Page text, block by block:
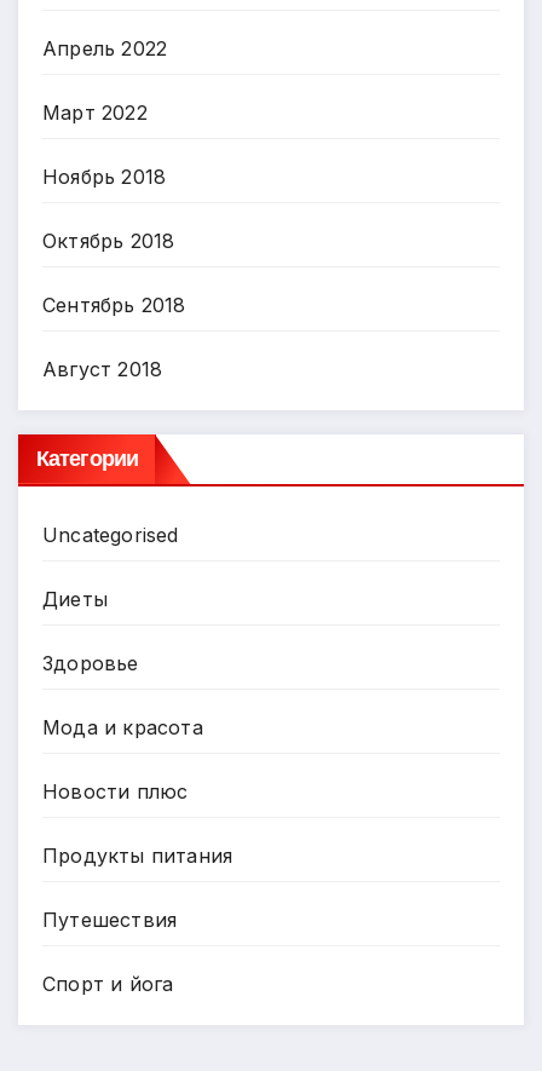
Апрель 2022
Март 2022
Ноябрь 2018
Октябрь 2018
Сентябрь 2018
Август 2018
Категории
Uncategorised
Диеты
Здоровье
Мода и красота
Новости плюс
Продукты питания
Путешествия
Спорт и йога